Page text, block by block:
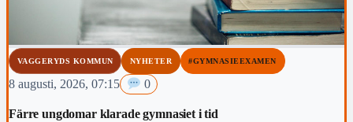
VAGGERYDS KOMMUN NYHETER #GYMNASIEEXAMEN
8 augusti, 2026, 07:15 0
Färre ungdomar klarade gymnasiet i tid